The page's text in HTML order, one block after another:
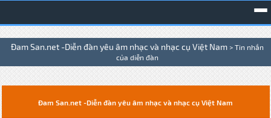
Đam San.net -Diễn đàn yêu âm nhạc và nhạc cụ Việt Nam > Tin nhắn
của diễn đàn
Đam San.net -Diễn đàn yêu âm nhạc và nhạc cụ Việt Nam